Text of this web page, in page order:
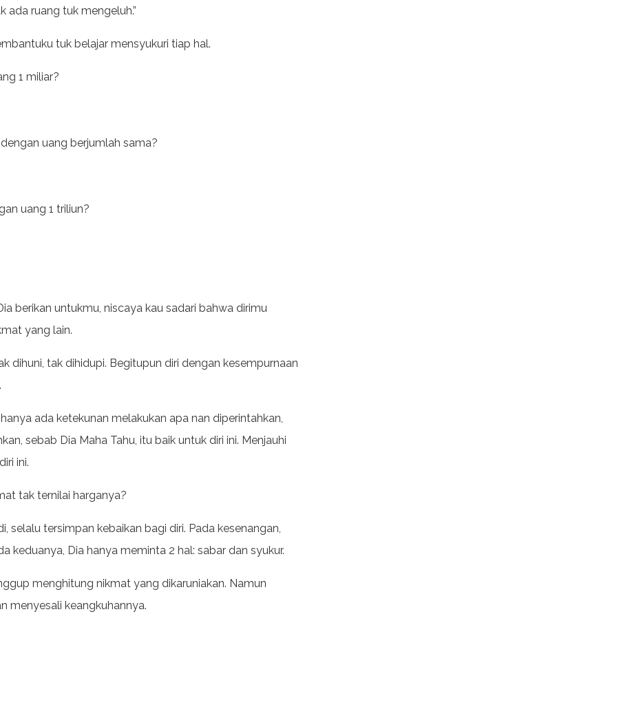
ada ruang tuk mengeluh.”
tuk belajar mensyukuri tiap hal.
1 miliar?
uang berjumlah sama?
uang 1 triliun?
berikan untukmu, niscaya kau sadari bahwa dirimu
yang lain.
dihuni, tak dihidupi. Begitupun diri dengan kesempurnaan
ada ketekunan melakukan apa nan diperintahkan,
sebab Dia Maha Tahu, itu baik untuk diri ini. Menjauhi
ini.
tak ternilai harganya?
selalu tersimpan kebaikan bagi diri. Pada kesenangan,
keduanya, Dia hanya meminta 2 hal: sabar dan syukur.
menghitung nikmat yang dikaruniakan. Namun
menyesali keangkuhannya.